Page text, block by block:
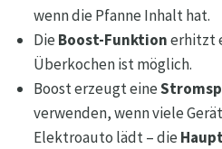
wenn die Pfanne Inhalt hat.
Die Boost-Funktionerhitzt
Überkochen ist möglich.
Boost erzeugt eine
verwenden, wenn viele
Elektroauto lädt – die